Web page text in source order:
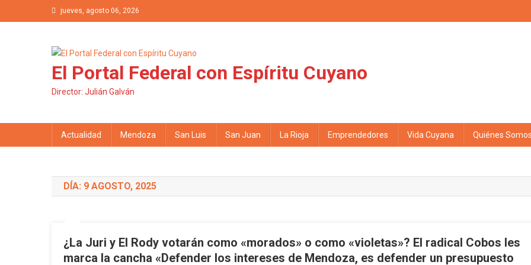
Saltar al contenidojueves, agosto 06, 2026
El Portal Federal con Espíritu Cuyano
Director: Julián Galván
Actualidad Mendoza San Luis San Juan La Rioja Emprendedores Vida Cuyana Quiénes
DÍA: 9 AGOSTO, 2025
¿La Juri y El Rody votarán como «morados» o como «violetas»? El radical Cobos les
marca la cancha «Defender los intereses de Mendoza, es defender un presupuesto